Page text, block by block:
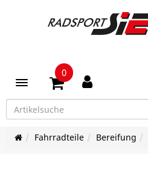
Toggle navigation
0
Fahrradteile Bereifung